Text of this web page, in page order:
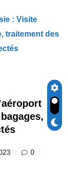
: Visite
traitement des
0